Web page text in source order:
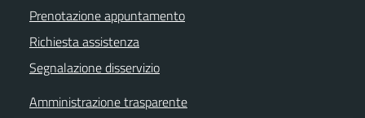
Prenotazione appuntamento
Richiesta assistenza
Segnalazione disservizio
Amministrazione trasparente